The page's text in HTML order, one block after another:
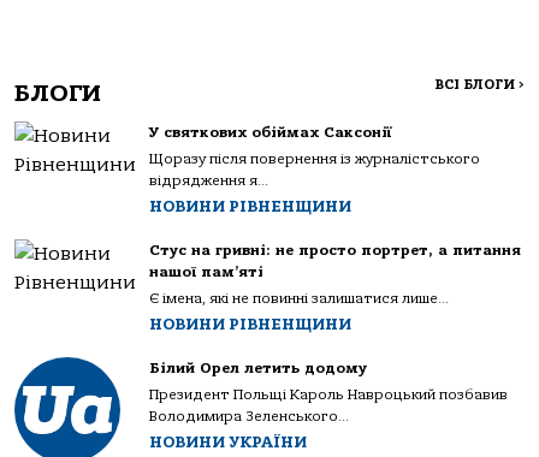
БЛОГИ ВСІ БЛОГИ >
У святкових обіймах Саксонії
Щоразу після повернення із журналістського
відрядження я...
НОВИНИ РІВНЕНЩИНИ
Стус на гривні: не просто портрет, а питання
нашої пам’яті
Є імена, які не повинні залишатися лише...
НОВИНИ РІВНЕНЩИНИ
Білий Орел летить додому
Президент Польщі Кароль Навроцький позбавив
Володимира Зеленського...
НОВИНИ УКРАЇНИ